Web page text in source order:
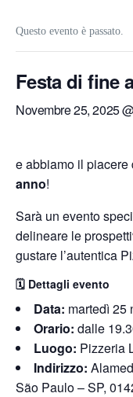
Questo evento è passato.
Festa di fine
Novembre 25, 2025
e abbiamo il
anno!
Sarà un evento
delineare le
gustare l’autentica
🗓️ Dettagli evento
Data: martedì 25
Orario: dalle
Luogo: Pizzeria
Indirizzo:
São Paulo – SP,